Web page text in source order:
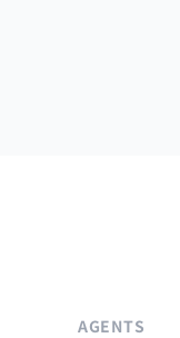
AGENTS